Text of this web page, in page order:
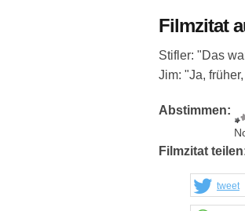
Filmzitat
Stifler: "Das
Jim: "Ja,
Abstimmen:
Filmzitat
tweet